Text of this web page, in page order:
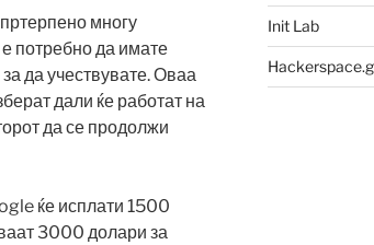
многу
потребно да имате
да учествувате. Оваа
дали ќе работат на
да се продолжи
ќе исплати 1500
3000 долари за
Init Lab